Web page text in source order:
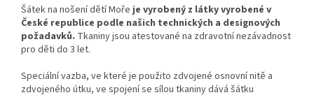
Šátek na nošení dětí Mořeje vyrobený z látky vyrobené v
České republice podle našich technických a designových
požadavků. Tkaniny jsou atestované na zdravotní nezávadnost
pro děti do 3 let.
Speciální vazba, ve které je použito zdvojené osnovní nitě a
zdvojeného útku, ve spojení se sílou tkaniny dává šátku